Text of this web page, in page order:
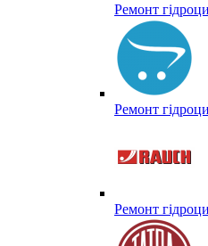
Ремонт
Ремонт
Ремонт